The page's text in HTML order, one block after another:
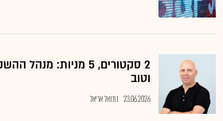
2 סקטורים, 5 מניות:
וטוב
23.06.2026 נתנאל אריאל